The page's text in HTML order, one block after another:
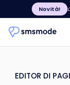
Novità!
EDITOR DI